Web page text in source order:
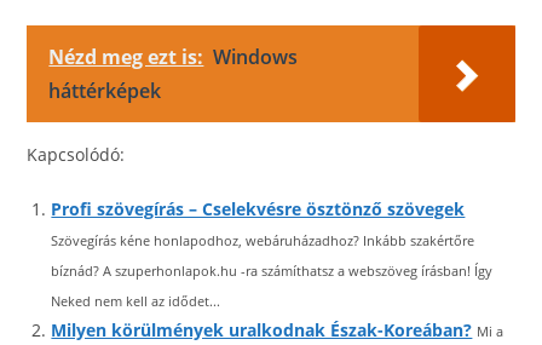
Nézd meg ezt is: Windows
háttérképek
Kapcsolódó:
Profi szövegírás – Cselekvésre ösztönző szövegek
Szövegírás kéne honlapodhoz, webáruházadhoz? Inkább szakértőre
bíznád? A szuperhonlapok.hu -ra számíthatsz a webszöveg írásban! Így
Neked nem kell az idődet...
Milyen körülmények uralkodnak Észak-Koreában? Mi a